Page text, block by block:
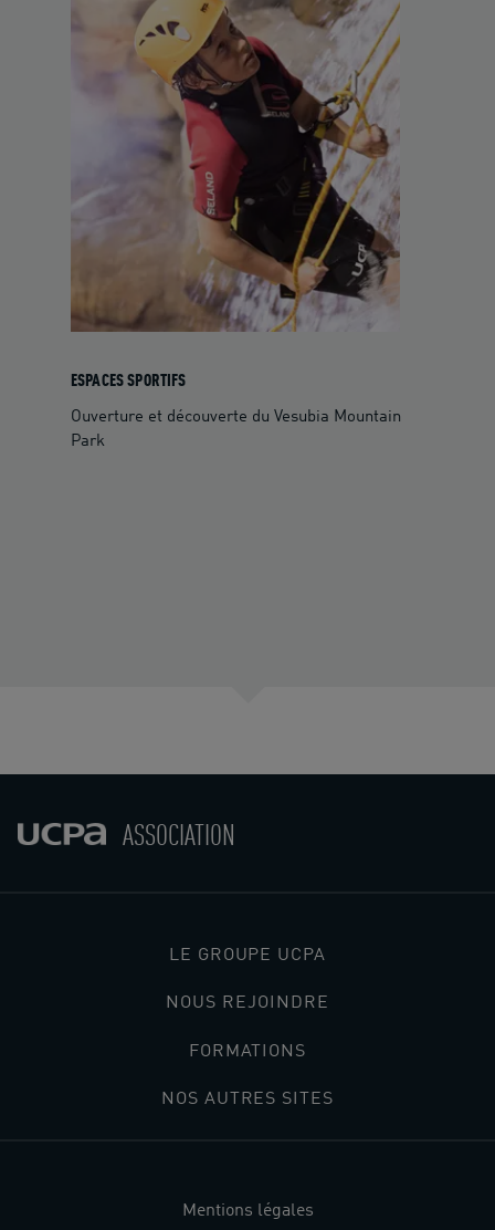
ESPACES SPORTIFS
Ouverture et découverte du Vesubia Mountain
Park
ASSOCIATION
LE GROUPE UCPA
NOUS REJOINDRE
FORMATIONS
NOS AUTRES SITES
Mentions légales